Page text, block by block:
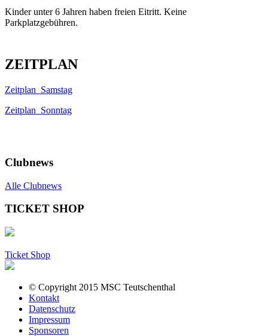
Kinder unter 6 Jahren haben freien Eitritt. Keine
Parkplatzgebühren.
ZEITPLAN
Zeitplan_Samstag
Zeitplan_Sonntag
Clubnews
Alle Clubnews
TICKET SHOP
Ticket Shop
© Copyright 2015 MSC Teutschenthal
Kontakt
Datenschutz
Impressum
Sponsoren